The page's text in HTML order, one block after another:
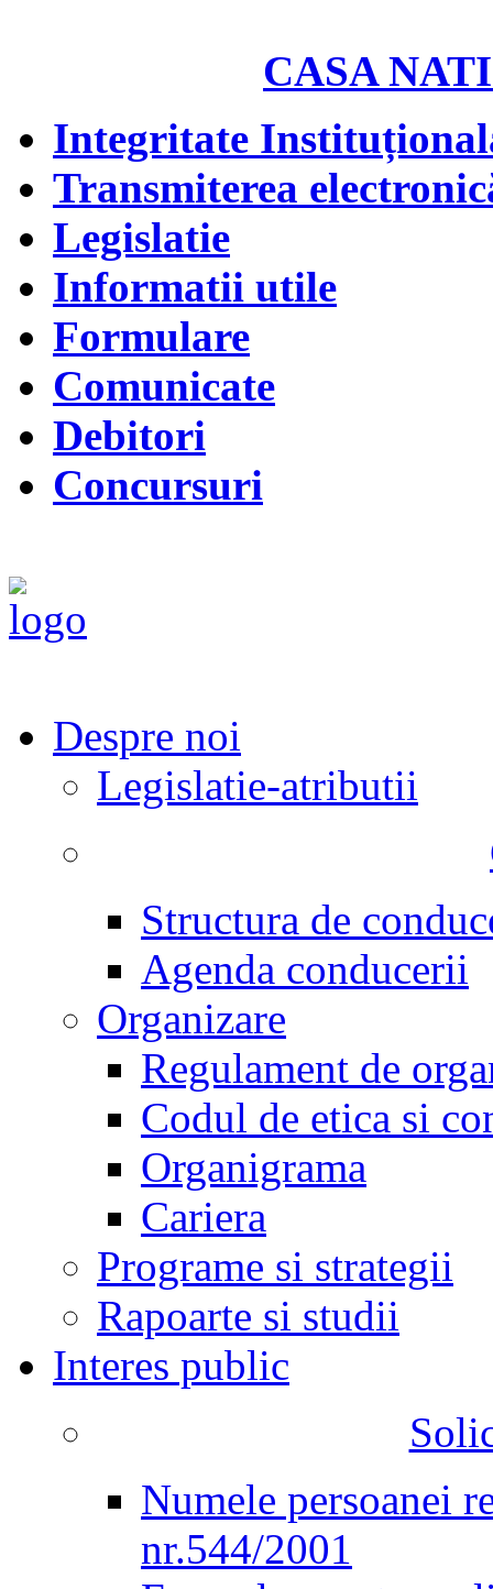
CASA
Integritate
Transmiterea
Legislatie
Informatii utile
Formulare
Comunicate
Debitori
Concursuri
Despre noi
Legislatie-atributii
Structura de
Agenda conducerii
Organizare
Regulament de
Codul de etica si
Organigrama
Cariera
Programe si strategii
Rapoarte si studii
Interes public
Numele persoanei
nr.544/2001